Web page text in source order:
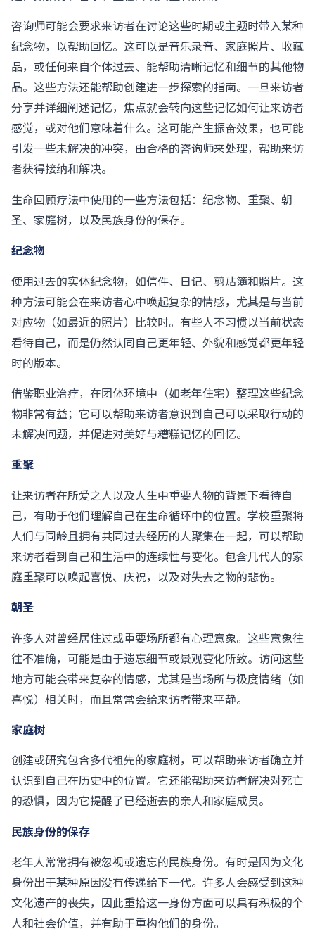
咨询师可能会要求来访者在讨论这些时期或主题时带入某种
纪念物，以帮助回忆。这可以是音乐录音、家庭照片、收藏
品，或任何来自个体过去、能帮助清晰记忆和细节的其他物
品。这些方法还能帮助创建进一步探索的指南。一旦来访者
分享并详细阐述记忆，焦点就会转向这些记忆如何让来访者
感觉，或对他们意味着什么。这可能产生振奋效果，也可能
引发一些未解决的冲突，由合格的咨询师来处理，帮助来访
者获得接纳和解决。
生命回顾疗法中使用的一些方法包括：纪念物、重聚、朝
圣、家庭树，以及民族身份的保存。
纪念物
使用过去的实体纪念物，如信件、日记、剪贴簿和照片。这
种方法可能会在来访者心中唤起复杂的情感，尤其是与当前
对应物（如最近的照片）比较时。有些人不习惯以当前状态
看待自己，而是仍然认同自己更年轻、外貌和感觉都更年轻
时的版本。
借鉴职业治疗，在团体环境中（如老年住宅）整理这些纪念
物非常有益；它可以帮助来访者意识到自己可以采取行动的
未解决问题，并促进对美好与糟糕记忆的回忆。
重聚
让来访者在所爱之人以及人生中重要人物的背景下看待自
己，有助于他们理解自己在生命循环中的位置。学校重聚将
人们与同龄且拥有共同过去经历的人聚集在一起，可以帮助
来访者看到自己和生活中的连续性与变化。包含几代人的家
庭重聚可以唤起喜悦、庆祝，以及对失去之物的悲伤。
朝圣
许多人对曾经居住过或重要场所都有心理意象。这些意象往
往不准确，可能是由于遗忘细节或景观变化所致。访问这些
地方可能会带来复杂的情感，尤其是当场所与极度情绪（如
喜悦）相关时，而且常常会给来访者带来平静。
家庭树
创建或研究包含多代祖先的家庭树，可以帮助来访者确立并
认识到自己在历史中的位置。它还能帮助来访者解决对死亡
的恐惧，因为它提醒了已经逝去的亲人和家庭成员。
民族身份的保存
老年人常常拥有被忽视或遗忘的民族身份。有时是因为文化
身份出于某种原因没有传递给下一代。许多人会感受到这种
文化遗产的丧失，因此重拾这一身份方面可以具有积极的个
人和社会价值，并有助于重构他们的身份。